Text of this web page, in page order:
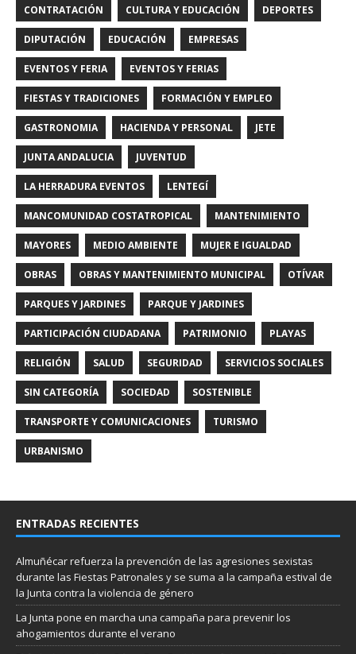
CONTRATACIÓN CULTURA Y EDUCACIÓN DEPORTES
DIPUTACIÓN EDUCACIÓN EMPRESAS
EVENTOS Y FERIA EVENTOS Y FERIAS
FIESTAS Y TRADICIONES FORMACIÓN Y EMPLEO
GASTRONOMIA HACIENDA Y PERSONAL JETE
JUNTA ANDALUCIA JUVENTUD
LA HERRADURA EVENTOS LENTEGÍ
MANCOMUNIDAD COSTATROPICAL MANTENIMIENTO
MAYORES MEDIO AMBIENTE MUJER E IGUALDAD
OBRAS OBRAS Y MANTENIMIENTO MUNICIPAL OTÍVAR
PARQUES Y JARDINES PARQUE Y JARDINES
PARTICIPACIÓN CIUDADANA PATRIMONIO PLAYAS
RELIGIÓN SALUD SEGURIDAD SERVICIOS SOCIALES
SIN CATEGORÍA SOCIEDAD SOSTENIBLE
TRANSPORTE Y COMUNICACIONES TURISMO
URBANISMO
ENTRADAS RECIENTES
Almuñécar refuerza la prevención de las agresiones sexistas
durante las Fiestas Patronales y se suma a la campaña estival de
la Junta contra la violencia de género
La Junta pone en marcha una campaña para prevenir los
ahogamientos durante el verano